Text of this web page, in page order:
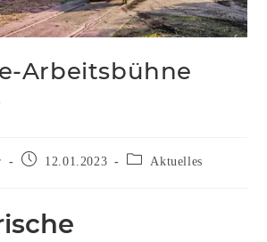
Arbeitsbühne
12.01.2023 Aktuelles